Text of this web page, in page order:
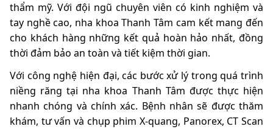
thẩm mỹ. Với đội ngũ chuyên viên có kinh nghiệm và
tay nghề cao, nha khoa Thanh Tâm cam kết mang đến
cho khách hàng những kết quả hoàn hảo nhất, đồng
thời đảm bảo an toàn và tiết kiệm thời gian.
Với công nghệ hiện đại, các bước xử lý trong quá trình
niềng răng tại nha khoa Thanh Tâm được thực hiện
nhanh chóng và chính xác. Bệnh nhân sẽ được thăm
khám, tư vấn và chụp phim X-quang, Panorex, CT Scan